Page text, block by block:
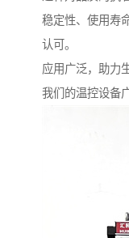
稳定性、使用寿
认可。
应用广泛，助力
我们的温控设备